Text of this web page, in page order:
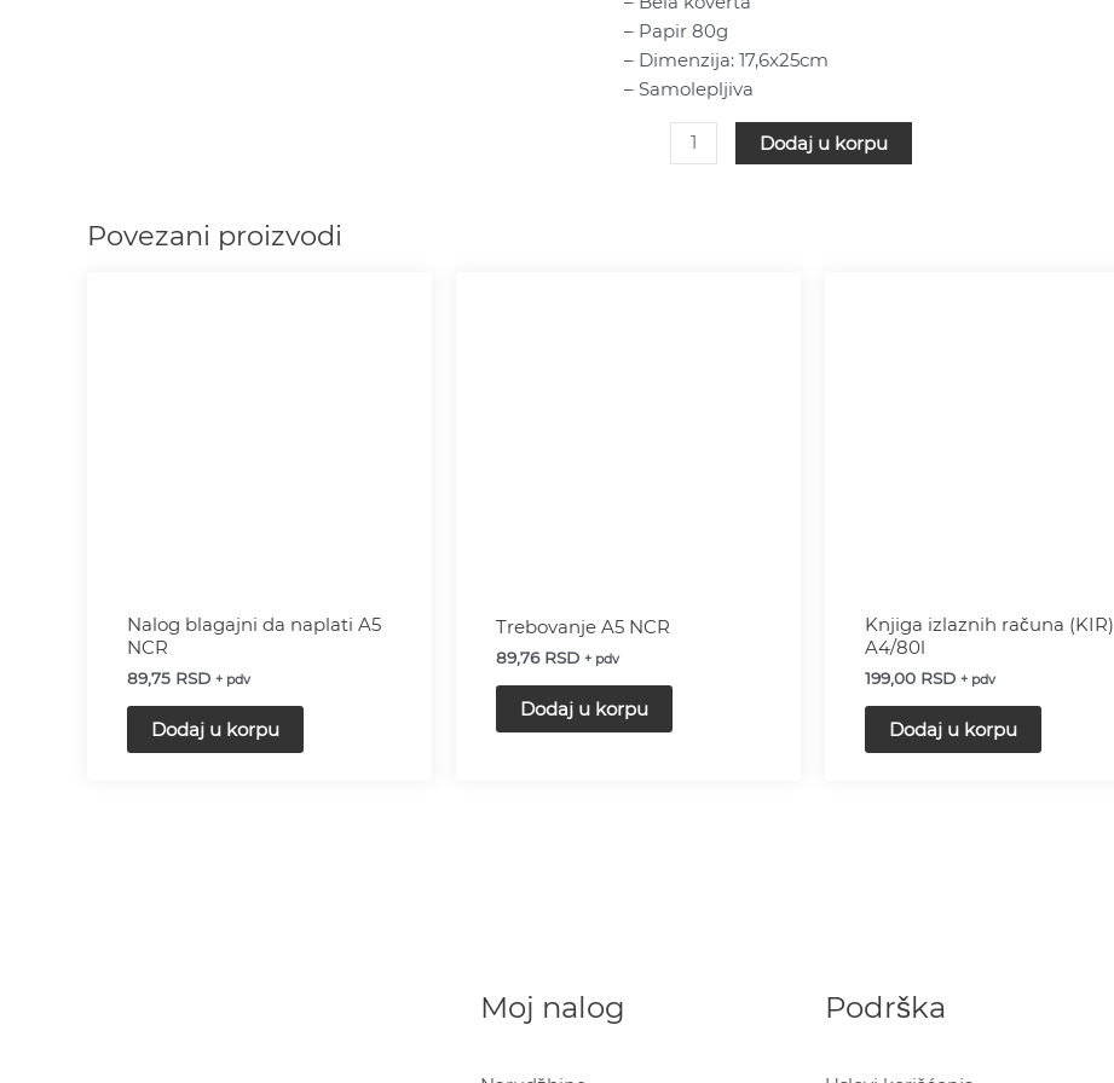
– Papir 80g
– Dimenzija: 17,6x25cm
– Samolepljiva
SAMOLEPLJIVA
količina
Dodaj u korpu
Povezani proizvodi
Nalog blagajni da naplati A5
NCR
89,75 RSD + pdv
Dodaj u korpu
Trebovanje A5 NCR
89,76 RSD + pdv
Dodaj u korpu
Knjiga izlaznih računa (KIR)
A4/80l
199,00 RSD + pdv
Dodaj u korpu
Moj nalog Podrška